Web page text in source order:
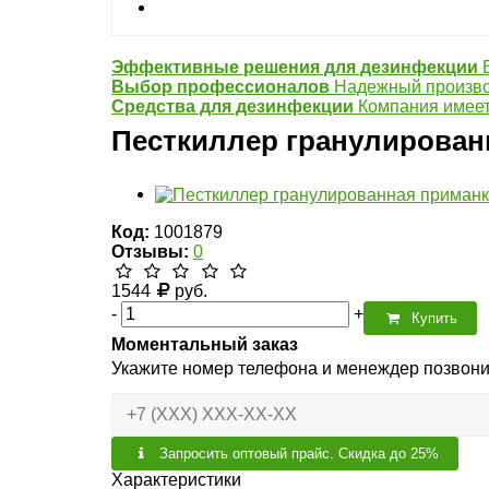
Эффективные решения для дезинфекции
Выбор профессионалов Надежный
Средства для дезинфекции Компания
Песткиллер
Код: 1001879
Отзывы: 0
1544
руб.
-
+ Купить
Моментальный заказ
Укажите номер телефона и менеждер
Запросить оптовый прайс. Скидка до 25%
Характеристики